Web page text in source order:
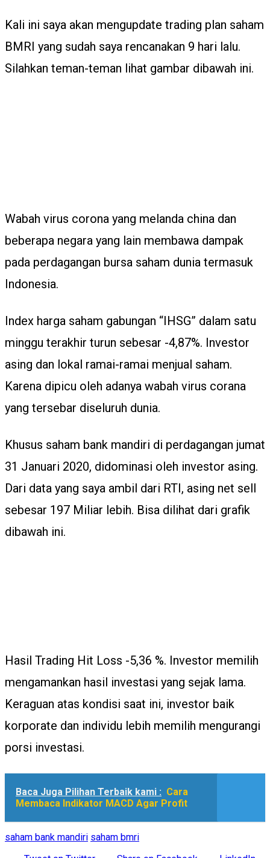
Kali ini saya akan mengupdate trading plan saham
BMRI yang sudah saya rencanakan 9 hari lalu.
Silahkan teman-teman lihat gambar dibawah ini.
Wabah virus corona yang melanda china dan
beberapa negara yang lain membawa dampak
pada perdagangan bursa saham dunia termasuk
Indonesia.
Index harga saham gabungan “IHSG” dalam satu
minggu terakhir turun sebesar -4,87%. Investor
asing dan lokal ramai-ramai menjual saham.
Karena dipicu oleh adanya wabah virus corana
yang tersebar diseluruh dunia.
Khusus saham bank mandiri di perdagangan jumat
31 Januari 2020, didominasi oleh investor asing.
Dari data yang saya ambil dari RTI, asing net sell
sebesar 197 Miliar lebih. Bisa dilihat dari grafik
dibawah ini.
Hasil Trading Hit Loss -5,36 %. Investor memilih
mengamankan hasil investasi yang sejak lama.
Keraguan atas kondisi saat ini, investor baik
korporate dan individu lebih memilih mengurangi
porsi investasi.
Baca Juga Pilihan Terbaik kami : Cara
Membaca Indikator MACD Agar Profit
saham bank mandiri saham bmri